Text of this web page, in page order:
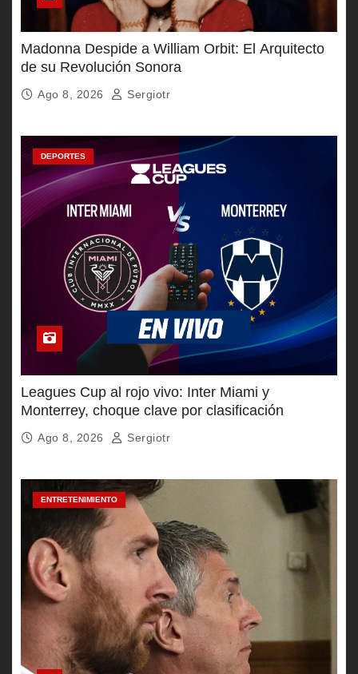
Madonna Despide a William Orbit: El Arquitecto
de su Revolución Sonora
Ago 8, 2026 Sergiotr
DEPORTES
Leagues Cup al rojo vivo: Inter Miami y
Monterrey, choque clave por clasificación
Ago 8, 2026 Sergiotr
ENTRETENIMIENTO